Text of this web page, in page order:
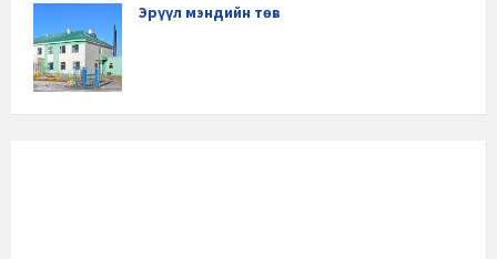
Эрүүл мэндийн төв